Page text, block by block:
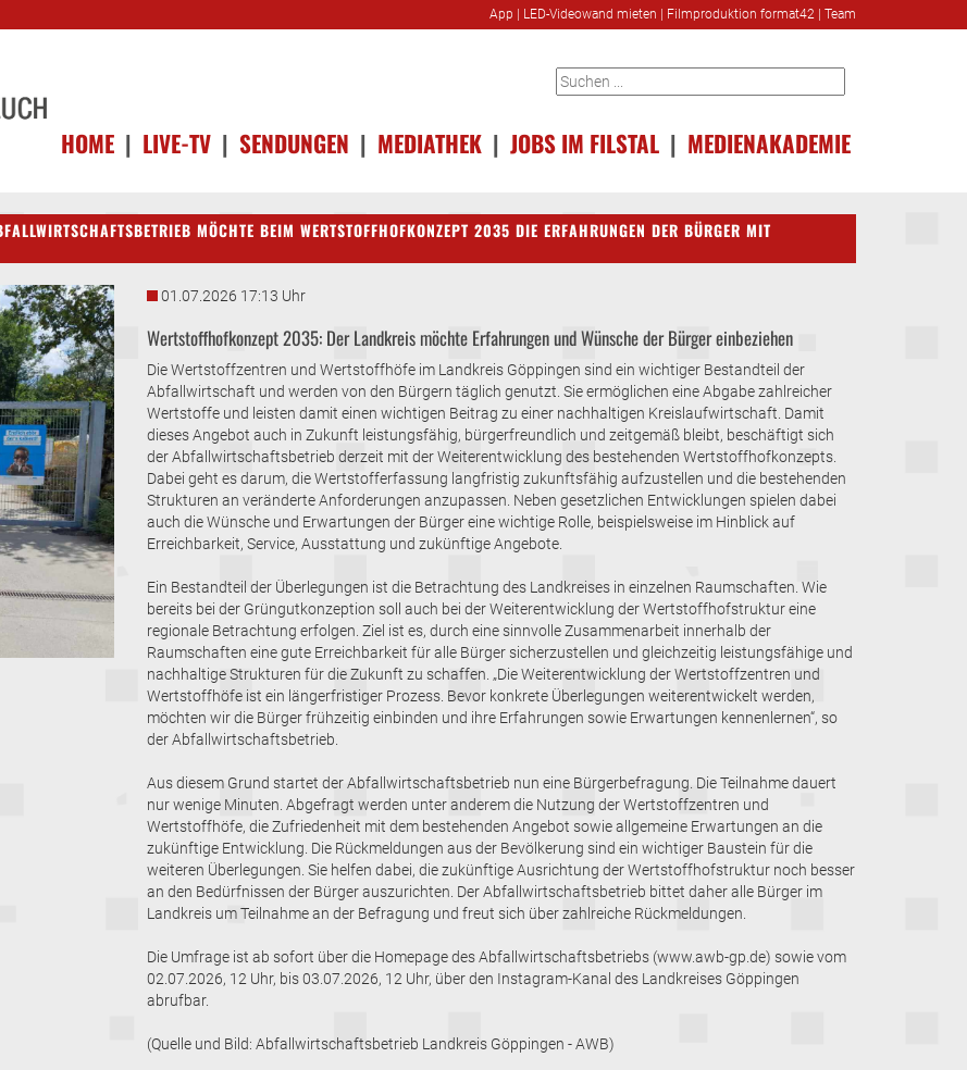
App LED-Videowand mieten Filmproduktion format42 Team
HOME | LIVE-TV | SENDUNGEN | MEDIATHEK | JOBS IM FILSTAL | MEDIENAKADEMIE
MÖCHTE BEIM WERTSTOFFHOFKONZEPT 2035 DIE ERFAHRUNGEN DER BÜRGER MIT
01.07.2026 17:13 Uhr
Wertstoffhofkonzept 2035: Der Landkreis möchte Erfahrungen und Wünsche der Bürger einbeziehen
Die Wertstoffzentren und Wertstoffhöfe im Landkreis Göppingen sind ein wichtiger Bestandteil der
Abfallwirtschaft und werden von den Bürgern täglich genutzt. Sie ermöglichen eine Abgabe zahlreicher
Wertstoffe und leisten damit einen wichtigen Beitrag zu einer nachhaltigen Kreislaufwirtschaft. Damit
dieses Angebot auch in Zukunft leistungsfähig, bürgerfreundlich und zeitgemäß bleibt, beschäftigt sich
der Abfallwirtschaftsbetrieb derzeit mit der Weiterentwicklung des bestehenden Wertstoffhofkonzepts.
Dabei geht es darum, die Wertstofferfassung langfristig zukunftsfähig aufzustellen und die bestehenden
Strukturen an veränderte Anforderungen anzupassen. Neben gesetzlichen Entwicklungen spielen dabei
auch die Wünsche und Erwartungen der Bürger eine wichtige Rolle, beispielsweise im Hinblick auf
Erreichbarkeit, Service, Ausstattung und zukünftige Angebote.
Ein Bestandteil der Überlegungen ist die Betrachtung des Landkreises in einzelnen Raumschaften. Wie
bereits bei der Grüngutkonzeption soll auch bei der Weiterentwicklung der Wertstoffhofstruktur eine
regionale Betrachtung erfolgen. Ziel ist es, durch eine sinnvolle Zusammenarbeit innerhalb der
Raumschaften eine gute Erreichbarkeit für alle Bürger sicherzustellen und gleichzeitig leistungsfähige und
nachhaltige Strukturen für die Zukunft zu schaffen. „Die Weiterentwicklung der Wertstoffzentren und
Wertstoffhöfe ist ein längerfristiger Prozess. Bevor konkrete Überlegungen weiterentwickelt werden,
möchten wir die Bürger frühzeitig einbinden und ihre Erfahrungen sowie Erwartungen kennenlernen“, so
der Abfallwirtschaftsbetrieb.
Aus diesem Grund startet der Abfallwirtschaftsbetrieb nun eine Bürgerbefragung. Die Teilnahme dauert
nur wenige Minuten. Abgefragt werden unter anderem die Nutzung der Wertstoffzentren und
Wertstoffhöfe, die Zufriedenheit mit dem bestehenden Angebot sowie allgemeine Erwartungen an die
zukünftige Entwicklung. Die Rückmeldungen aus der Bevölkerung sind ein wichtiger Baustein für die
weiteren Überlegungen. Sie helfen dabei, die zukünftige Ausrichtung der Wertstoffhofstruktur noch besser
an den Bedürfnissen der Bürger auszurichten. Der Abfallwirtschaftsbetrieb bittet daher alle Bürger im
Landkreis um Teilnahme an der Befragung und freut sich über zahlreiche Rückmeldungen.
Die Umfrage ist ab sofort über die Homepage des Abfallwirtschaftsbetriebs (www.awb-gp.de) sowie vom
02.07.2026, 12 Uhr, bis 03.07.2026, 12 Uhr, über den Instagram-Kanal des Landkreises Göppingen
abrufbar.
(Quelle und Bild: Abfallwirtschaftsbetrieb Landkreis Göppingen - AWB)